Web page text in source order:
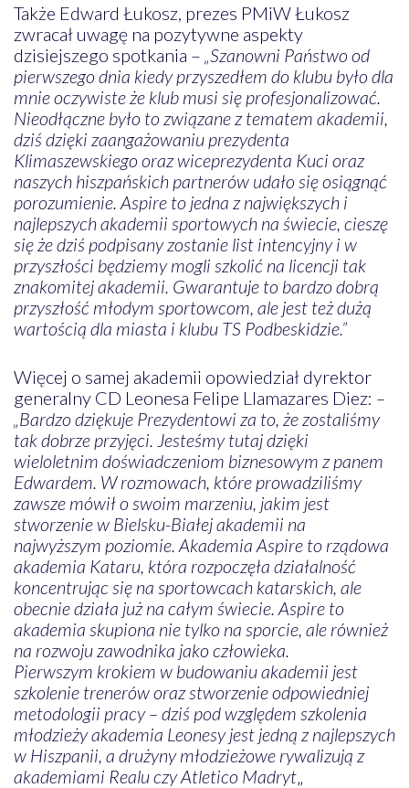
Także Edward Łukosz, prezes PMiW Łukosz
zwracał uwagę na pozytywne aspekty
dzisiejszego spotkania – „Szanowni Państwo od
pierwszego dnia kiedy przyszedłem do klubu było dla
mnie oczywiste że klub musi się profesjonalizować.
Nieodłączne było to związane z tematem akademii,
dziś dzięki zaangażowaniu prezydenta
Klimaszewskiego oraz wiceprezydenta Kuci oraz
naszych hiszpańskich partnerów udało się osiągnąć
porozumienie. Aspire to jedna z największych i
najlepszych akademii sportowych na świecie, cieszę
się że dziś podpisany zostanie list intencyjny i w
przyszłości będziemy mogli szkolić na licencji tak
znakomitej akademii. Gwarantuje to bardzo dobrą
przyszłość młodym sportowcom, ale jest też dużą
wartością dla miasta i klubu TS Podbeskidzie.”
Więcej o samej akademii opowiedział dyrektor
generalny CD Leonesa Felipe Llamazares Diez: –
„Bardzo dziękuje Prezydentowi za to, że zostaliśmy
tak dobrze przyjęci. Jesteśmy tutaj dzięki
wieloletnim doświadczeniom biznesowym z panem
Edwardem. W rozmowach, które prowadziliśmy
zawsze mówił o swoim marzeniu, jakim jest
stworzenie w Bielsku-Białej akademii na
najwyższym poziomie. Akademia Aspire to rządowa
akademia Kataru, która rozpoczęła działalność
koncentrując się na sportowcach katarskich, ale
obecnie działa już na całym świecie. Aspire to
akademia skupiona nie tylko na sporcie, ale również
na rozwoju zawodnika jako człowieka.
Pierwszym krokiem w budowaniu akademii jest
szkolenie trenerów oraz stworzenie odpowiedniej
metodologii pracy – dziś pod względem szkolenia
młodzieży akademia Leonesy jest jedną z najlepszych
w Hiszpanii, a drużyny młodzieżowe rywalizują z
akademiami Realu czy Atletico Madryt„